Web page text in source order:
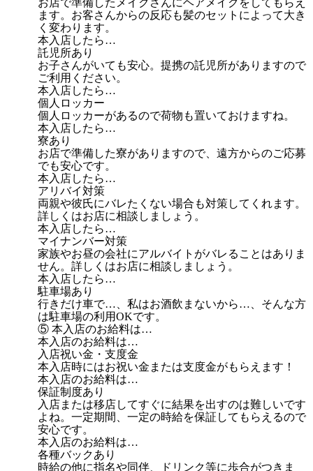
ます。お客さんからの反応も髪のセットによって大き
く変わります。
本入店したら…
託児所あり
お子さんがいても安心。提携の託児所がありますので
ご利用ください。
本入店したら…
個人ロッカー
個人ロッカーがあるので荷物も置いておけますね。
本入店したら…
寮あり
お店で準備した寮がありますので、遠方からのご応募
でも安心です。
本入店したら…
アリバイ対策
両親や彼氏にバレたくない場合も対策してくれます。
詳しくはお店に相談しましょう。
本入店したら…
マイナンバー対策
家族やお昼の会社にアルバイトがバレることはありま
せん。詳しくはお店に相談しましょう。
本入店したら…
駐車場あり
行きだけ車で…、私はお酒飲まないから…、そんな方
は駐車場の利用OKです。
⑤ 本入店のお給料は…
本入店のお給料は…
入店祝い金・支度金
本入店時にはお祝い金または支度金がもらえます！
本入店のお給料は…
保証制度あり
入店または移店してすぐに結果を出すのは難しいです
よね。一定期間、一定の時給を保証してもらえるので
安心です。
本入店のお給料は…
各種バックあり
時給の他に指名や同伴、ドリンク等に歩合がつきま